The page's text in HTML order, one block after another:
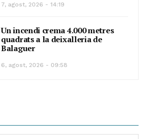
7, agost, 2026 - 14:19
Un incendi crema 4.000 metres
quadrats a la deixalleria de
Balaguer
6, agost, 2026 - 09:58